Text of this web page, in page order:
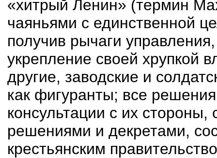
«хитрый Ленин» (термин
чаяньями с единственной
получив рычаги
укрепление своей хрупкой
другие, заводские и
как фигуранты; все
консультации с их
решениями и декретами,
крестьянским